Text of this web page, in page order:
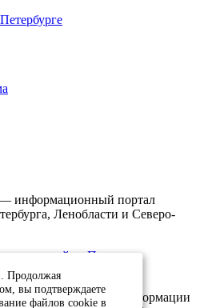
информационный портал
Ленобласти и Северо-
сайта.
Политика
средства массовой информации
Продолжая
вы подтверждаете
файлов cookie в